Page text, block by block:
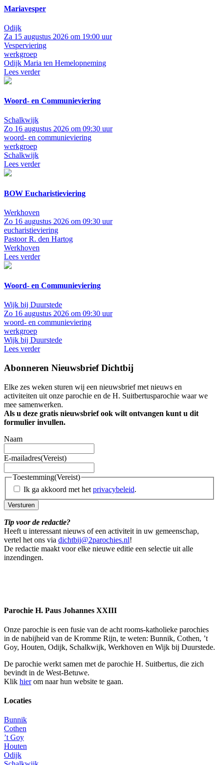
Mariavesper
Odijk
Za 15 augustus 2026 om 19:00 uur
Vesperviering
werkgroep
Odijk Maria ten Hemelopneming
Lees verder
Woord- en Communieviering
Schalkwijk
Zo 16 augustus 2026 om 09:30 uur
woord- en communieviering
werkgroep
Schalkwijk
Lees verder
BOW Eucharistieviering
Werkhoven
Zo 16 augustus 2026 om 09:30 uur
eucharistieviering
Pastoor R. den Hartog
Werkhoven
Lees verder
Woord- en Communieviering
Wijk bij Duurstede
Zo 16 augustus 2026 om 09:30 uur
woord- en communieviering
werkgroep
Wijk bij Duurstede
Lees verder
Abonneren Nieuwsbrief Dichtbij
Elke zes weken sturen wij een nieuwsbrief met nieuws en
activiteiten uit onze parochie en de H. Suitbertusparochie waar we
mee samenwerken.
Als u deze gratis nieuwsbrief ook wilt ontvangen kunt u dit
formulier invullen.
Naam
E-mailadres(Vereist)
Toestemming(Vereist)
Ik ga akkoord met hetprivacybeleid.
Versturen
Tip voor de redactie?
Heeft u interessant nieuws of een activiteit in uw gemeenschap,
vertel het ons via dichtbij@2parochies.nl!
De redactie maakt voor elke nieuwe editie een selectie uit alle
inzendingen.
Parochie H. Paus Johannes XXIII
Onze parochie is een fusie van de acht rooms-katholieke parochies
in de nabijheid van de Kromme Rijn, te weten: Bunnik, Cothen, ’t
Goy, Houten, Odijk, Schalkwijk, Werkhoven en Wijk bij Duurstede.
De parochie werkt samen met de parochie H. Suitbertus, die zich
bevindt in de West-Betuwe.
Klik hierom naar hun website te gaan.
Locaties
Bunnik
Cothen
’t Goy
Houten
Odijk